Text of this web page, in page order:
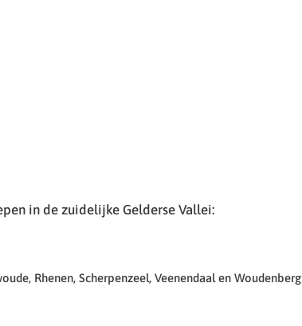
in de zuidelijke Gelderse Vallei:
Rhenen, Scherpenzeel, Veenendaal en Woudenberg